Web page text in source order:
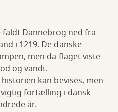
Dannebrog ned fra
i 1219. De danske
men da flaget viste
og vandt.
kan bevises, men
fortælling i dansk
år.